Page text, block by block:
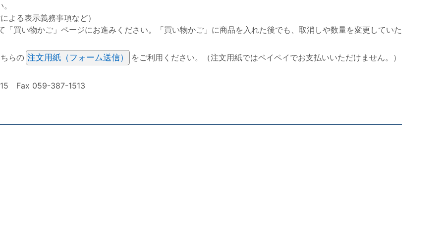
よる表示義務事項など）
「買い物かご」ページにお進みください。「買い物かご」に商品を入れた後でも、取消しや数量を変更していた
らの 注文用紙（フォーム送信）
をご利用ください。（注文用紙ではペイペイでお支払いいただけません。）
Fax 059-387-1513